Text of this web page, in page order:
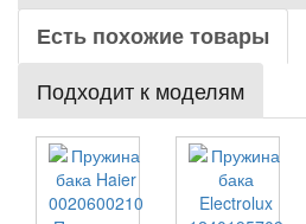
Есть похожие товары
Подходит к моделям